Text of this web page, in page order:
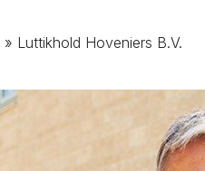
» Luttikhold Hoveniers B.V.